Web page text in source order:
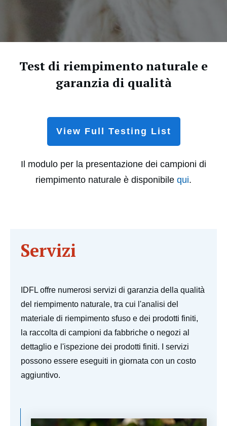
Test di riempimento naturale e
garanzia di qualità
View Full Testing List
Il modulo per la presentazione dei campioni di
riempimento naturale è disponibile qui.
Servizi
IDFL offre numerosi servizi di garanzia della qualità
del riempimento naturale, tra cui l'analisi del
materiale di riempimento sfuso e dei prodotti finiti,
la raccolta di campioni da fabbriche o negozi al
dettaglio e l'ispezione dei prodotti finiti. I servizi
possono essere eseguiti in giornata con un costo
aggiuntivo.